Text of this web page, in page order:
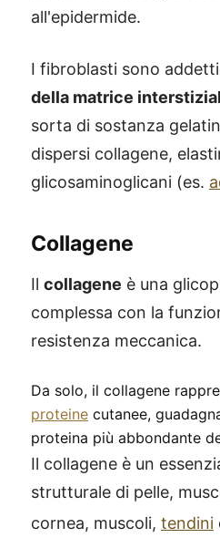
all'epidermide.
I fibroblasti sono addetti
della matrice
sorta di sostanza
dispersi collagene,
glicosaminoglicani (es.
Collagene
Il collagene è una
complessa con la
resistenza meccanica.
Da solo, il collagene
proteine cutanee,
proteina più abbondante
Il collagene è un
strutturale di pelle,
cornea, muscoli, tendini